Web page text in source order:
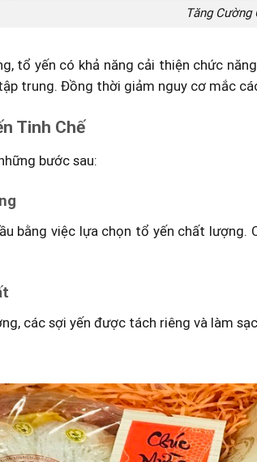
Tăng Cường
tổ yến có khả năng cải thiện chức
trung. Đồng thời giảm nguy cơ mắc
Tinh Chế
bước sau:
bằng việc lựa chọn tổ yến chất
các sợi yến được tách riêng và làm